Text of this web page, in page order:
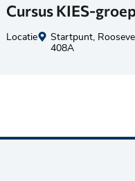
Cursus KIES-
Locatie
Startpunt,
408A
categorie: